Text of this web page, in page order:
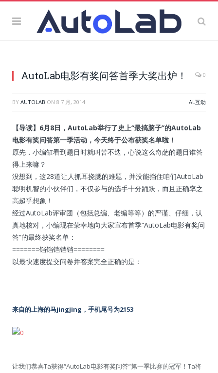
AutoLab电影有奖问答首季大奖出炉！ 0
BY AUTOLAB ON 8 7 月, 2014 AL互动
【导读】6月8日，AutoLab举行了史上“最搞脑子”的AutoLab
电影有奖问答第一季活动，今天终于公布获奖名单啦！
原先，小编缸看到题目时就叫苦不迭，心说这么奇葩的题目谁答
得上来嘛？
没想到，这28道让人抓耳挠腮的难题，并没能挡住咱们AutoLab
聪明机智的小伙伴们，不仅参与的选手十分踊跃，而且正确率之
高超乎想象！
经过AutoLab评审团（包括总编、老编等等）的严谨、仔细，认
真地核对，小编现在荣幸地向大家宣布首季“AutoLab电影有奖问
答”的最终获奖名单：
=======铛铛铛铛铛========
以最快速度提交问卷并答案完全正确的是：
来自的上海的马jingjing，手机尾号为2153
让我们恭喜Ta获得“AutoLab电影有奖问答”第一季比赛的冠军！Ta将